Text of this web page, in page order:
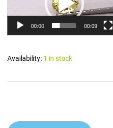
00:00 00:09
Availability: 1 in stock